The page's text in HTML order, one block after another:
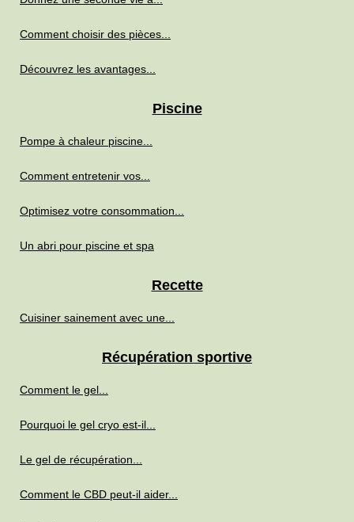
Comment choisir des pièces...
Découvrez les avantages...
Piscine
Pompe à chaleur piscine...
Comment entretenir vos...
Optimisez votre consommation...
Un abri pour piscine et spa
Recette
Cuisiner sainement avec une...
Récupération sportive
Comment le gel...
Pourquoi le gel cryo est-il...
Le gel de récupération...
Comment le CBD peut-il aider...